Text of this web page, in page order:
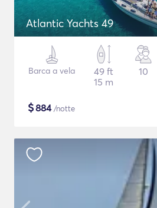
Atlantic Yachts 49
Barca a vela
49 ft
15 m
10
$884/notte